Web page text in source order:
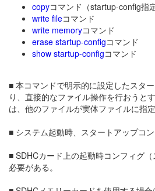
copyコマンド（startup-config指定
write fileコマンド
write memoryコマンド
erase startup-configコマンド
show startup-configコマンド
■ 本コマンドで明示的に設定したスタ
り、直接的なファイル操作を行おう
は、他のファイルが実体ファイルに指
■ システム起動時、スタートアップコ
■ SDHCカード上の起動時コンフィグ
必要がある。